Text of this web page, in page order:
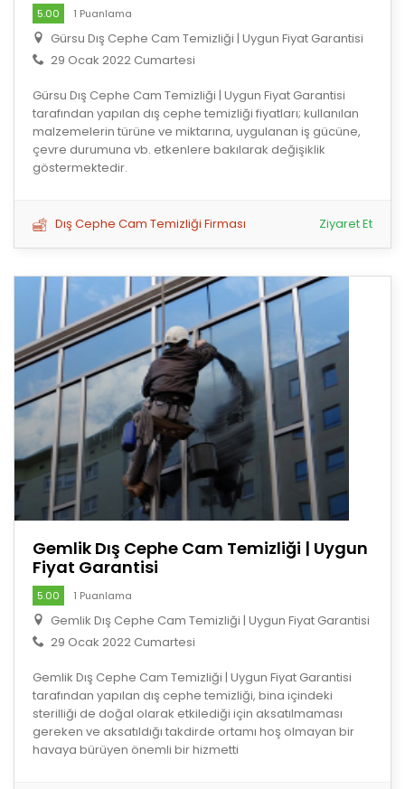
5.00 1 Puanlama
Gürsu Dış Cephe Cam Temizliği | Uygun Fiyat Garantisi
29 Ocak 2022 Cumartesi
Gürsu Dış Cephe Cam Temizliği | Uygun Fiyat Garantisi
tarafından yapılan dış cephe temizliği fiyatları; kullanılan
malzemelerin türüne ve miktarına, uygulanan iş gücüne,
çevre durumuna vb. etkenlere bakılarak değişiklik
göstermektedir.
Dış Cephe Cam Temizliği Firması Ziyaret Et
Gemlik Dış Cephe Cam Temizliği | Uygun
Fiyat Garantisi
5.00 1 Puanlama
Gemlik Dış Cephe Cam Temizliği | Uygun Fiyat Garantisi
29 Ocak 2022 Cumartesi
Gemlik Dış Cephe Cam Temizliği | Uygun Fiyat Garantisi
tarafından yapılan dış cephe temizliği, bina içindeki
sterilliği de doğal olarak etkilediği için aksatılmaması
gereken ve aksatıldığı takdirde ortamı hoş olmayan bir
havaya bürüyen önemli bir hizmetti